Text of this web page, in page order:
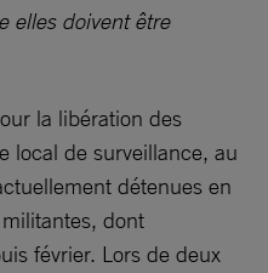
elles doivent être
la libération des
local de surveillance, au
détenues en
dont
février. Lors de deux